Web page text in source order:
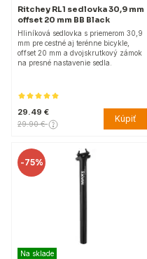
Ritchey RL1 sedlovka 30,9 mm
offset 20 mm BB Black
Hliníková sedlovka s priemerom 30,9
mm pre cestné aj terénne bicykle,
offset 20 mm a dvojskrutkový zámok
na presné nastavenie sedla.
29.49 €
29.90 € Kúpiť
-75%
Na sklade